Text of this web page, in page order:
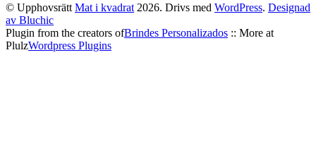
© Upphovsrätt Mat i kvadrat 2026. Drivs med WordPress. Designad
av Bluchic
Plugin from the creators ofBrindes Personalizados :: More at
PlulzWordpress Plugins